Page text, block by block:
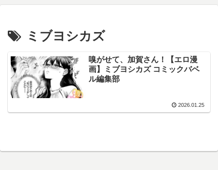
ミブヨシカズ
嗅がせて、加賀さん！【エロ漫
画】ミブヨシカズ コミックバベ
ル編集部
2026.01.25